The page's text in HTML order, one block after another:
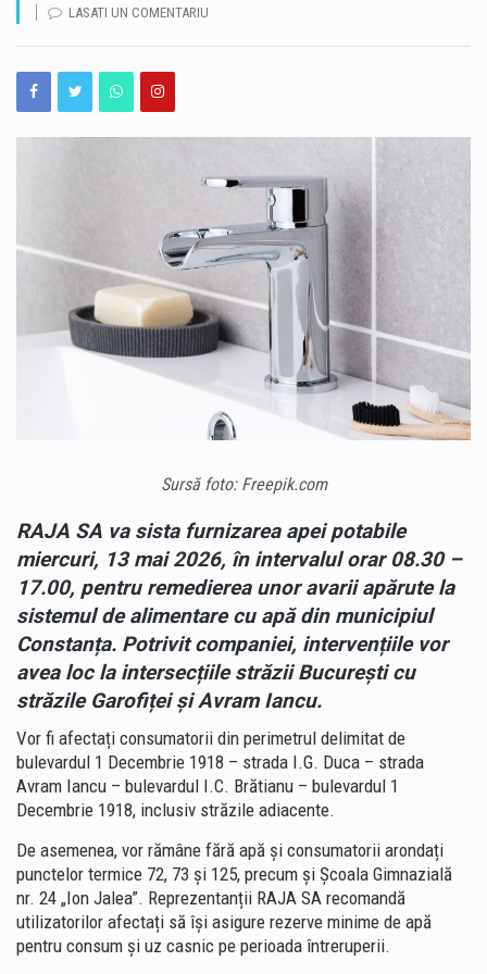
România își păstrează ratingul suveran „Baa3”, după ce agenția internațională Moody’s Ratings a reconfirmat calificativul acordat țării. România rămâne astfel în categoria statelor recomandate pentru investiții, însă perspectiva asociată ratingului este în continuare negativă. Decizia Moody’s vine în contextul progreselor înregistrate de România în ceea ce privește reducerea deficitului bugetar. Agenția apreciază că ritmul consolidării fiscale din 2025 și din prima jumătate a anului 2026 a fost mai rapid decât estimările anterioare. Potrivit prognozei Moody’s, deficitul bugetar ar urma să ajungă la 5,8% din PIB în 2026, în scădere cu peste două puncte procentuale față de anul precedent. Evoluția este…
Cât de bine cunoaștem, de fapt, străduțele pe care trecem aproape zilnic prin Peninsula Constanței? Unele dintre ele ascund povești de acum aproape un secol, iar acestea pot fi descoperite astăzi, în cadrul unui nou tur ghidat gratuit. Muzeul de Istorie Națională și Arheologie Constanța continuă proiectul cultural „Vara la Constanța – Pe străzile mai puțin știute ale orașului”, dedicat istoriei moderne și patrimoniului urban al municipiului. Sâmbătă, 8 august 2026, de la ora 10:00, constănțenii și turiștii sunt invitați la o plimbare prin Peninsula orașului, pornind de la Statuia Lupoaica (Lupa Capitolina), din Piața Ovidiu. Turul va fi susținut…
LASATI UN COMENTARIU
Sursă foto: Freepik.com
RAJA SA va sista furnizarea apei potabile
miercuri, 13 mai 2026, în intervalul orar 08.30 –
17.00, pentru remedierea unor avarii apărute la
sistemul de alimentare cu apă din municipiul
Constanța. Potrivit companiei, intervențiile vor
avea loc la intersecțiile străzii București cu
străzile Garofiței și Avram Iancu.
Vor fi afectați consumatorii din perimetrul delimitat de
bulevardul 1 Decembrie 1918 – strada I.G. Duca – strada
Avram Iancu – bulevardul I.C. Brătianu – bulevardul 1
Decembrie 1918, inclusiv străzile adiacente.
De asemenea, vor rămâne fără apă și consumatorii arondați
punctelor termice 72, 73 și 125, precum și Școala Gimnazială
nr. 24 „Ion Jalea”. Reprezentanții RAJA SA recomandă
utilizatorilor afectați să își asigure rezerve minime de apă
pentru consum și uz casnic pe perioada întreruperii.